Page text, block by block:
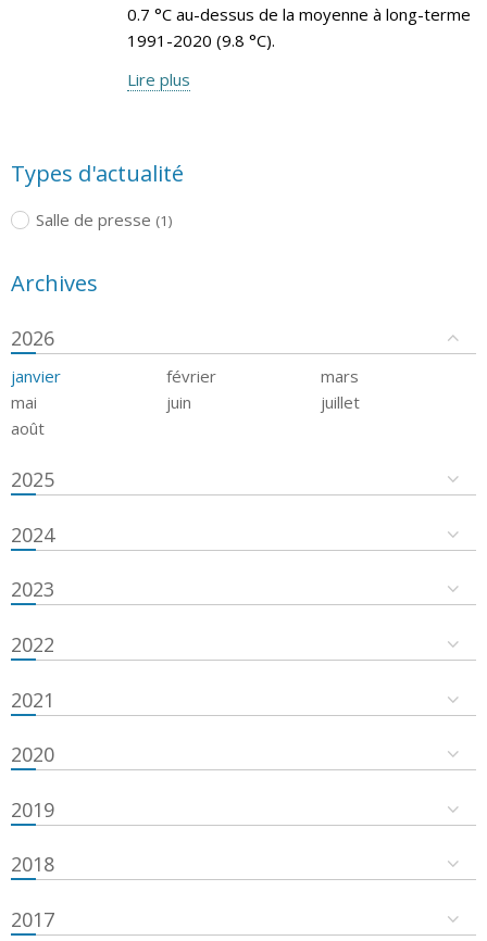
0.7 °C au-dessus de la moyenne à long-terme
1991-2020 (9.8 °C).
Lire plus
Types d'actualité
Salle de presse (1)
Archives
2026
janvier février
mars
mai
juin
juillet
août
2025
2024
2023
2022
2021
2020
2019
2018
2017